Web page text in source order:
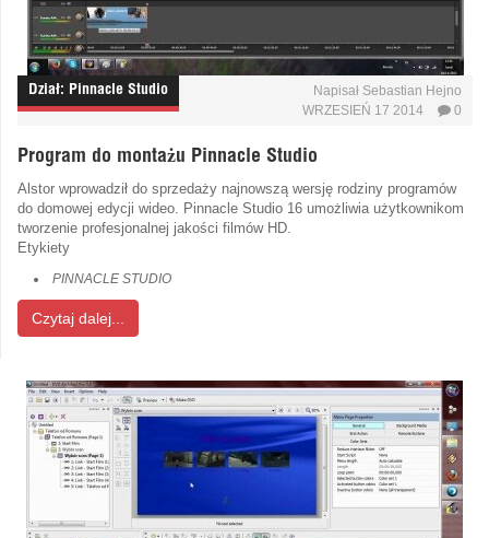
Dział: Pinnacle Studio Napisał Sebastian Hejno
WRZESIEŃ 17 2014
0
Program do montażu Pinnacle Studio
Alstor wprowadził do sprzedaży najnowszą wersję rodziny programów
do domowej edycji wideo. Pinnacle Studio 16 umożliwia użytkownikom
tworzenie profesjonalnej jakości filmów HD.
Etykiety
PINNACLE STUDIO
Czytaj dalej...